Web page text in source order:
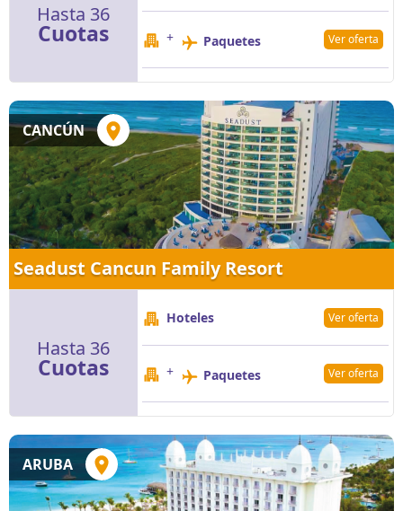
Hasta 36
Cuotas + Paquetes Ver oferta
CANCÚN
Seadust Cancun Family Resort
Hasta 36
Cuotas
Hoteles Ver oferta
+ Paquetes Ver oferta
ARUBA